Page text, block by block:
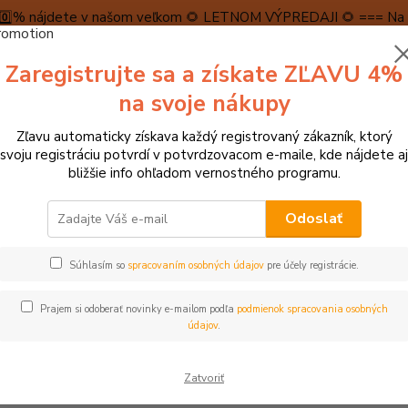
nájdete v našom veľkom 🌻 LETNOM VÝPREDAJI 🌻 ===
máme teraz pripravené špeciálne zľavy až do výšky 1️⃣5️⃣%
A PLATBA RECENZIE 👉VRÁTENIE TOVARU👈
Hľadať
(Po-
Testujeme hračky s Kubkom
hračky s Kubkom
zverejníme testy hračiek, ktoré dôkladne otestuje Kubko
o hračke, jej výhodách a odporúčaniach.
Zaregistrujte sa a získate ZĽAVU 4%
na svoje nákupy
Zľavu automaticky získava každý registrovaný zákazník, ktorý
svoju registráciu potvrdí v potvrdzovacom e-maile, kde nájdete aj
bližšie info ohľadom vernostného programu.
Odoslať
Súhlasím so spracovaním osobných údajovpre účely registrácie.
Prajem si odoberať novinky e-mailom podľa podmienok spracovania osobných
údajov.
Zatvoriť